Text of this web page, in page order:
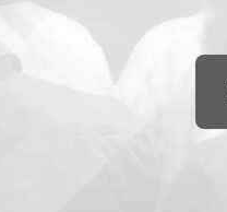
准トレーニング指導者について